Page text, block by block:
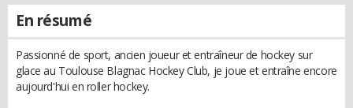
En résumé
Passionné de sport, ancien joueur et entraîneur de hockey sur
glace au Toulouse Blagnac Hockey Club, je joue et entraîne encore
aujourd'hui en roller hockey.